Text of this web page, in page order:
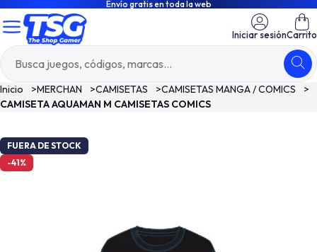
Envío gratis en toda la web
Iniciar sesiónCarrito
Inicio >MERCHAN >CAMISETAS >CAMISETAS MANGA / COMICS
>
CAMISETA AQUAMAN M CAMISETAS COMICS
FUERA DE STOCK
-41%